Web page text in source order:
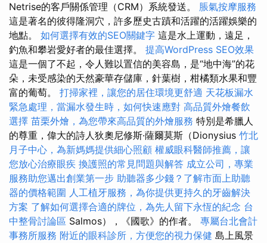
Netrise的客戶關係管理（CRM）系統發送。 脹氣按摩服務
這是著名的彼得隆洞穴，許多歷史古蹟和活躍的活躍娛樂的
地點。 如何選擇有效的SEO關鍵字 這是水上運動，遠足，
釣魚和攀岩愛好者的最佳選擇。 提高WordPress SEO效果
這是一個了不起，令人難以置信的美容島，是“地中海”的花
朵，未受感染的天然豪華存儲庫，針葉樹，柑橘類水果和豐
富的葡萄。 打掃家裡，讓您的居住環境更舒適 天花板漏水
緊急處理，當漏水發生時，如何快速應對 高品質外燴餐飲
選擇 苗栗外燴，為您帶來高品質的外燴服務 特別是希臘人
的尊重，偉大的詩人狄奧尼修斯·薩爾莫斯（Dionysius 竹北
月子中心，為新媽媽提供細心照顧 權威眼科醫師推薦，讓
您放心治療眼疾 換護照的常見問題與解答 成立公司，專業
服務助您邁出創業第一步 助聽器多少錢？了解市面上助聽
器的價格範圍 人工植牙服務，為你提供更持久的牙齒解決
方案 了解如何選擇合適的牌位，為先人留下永恆的紀念 台
中整骨討論區 Salmos），《國歌》的作者。 專屬台北會計
事務所服務 附近的眼科診所，方便您的視力保健 島上風景